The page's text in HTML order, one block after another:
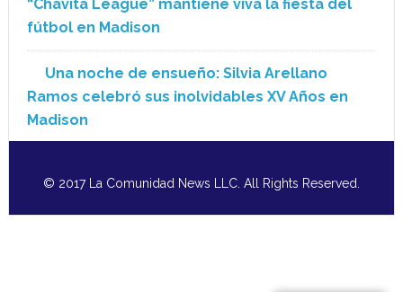
“Chavita League” mantiene viva la fiesta del
fútbol en Madison
Una noche de ensueño: Silvia Arellano
Ramos celebró sus inolvidables XV Años en
Madison
© 2017 La Comunidad News LLC. All Rights Reserved.